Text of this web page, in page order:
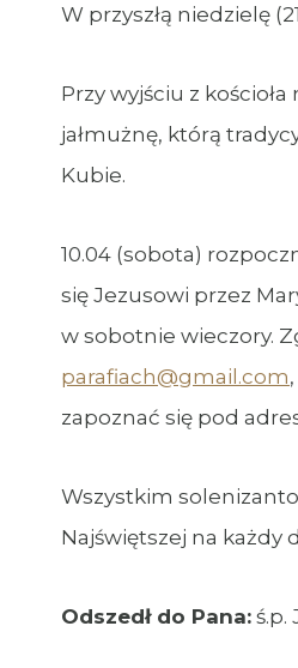
W przyszłą niedzielę
Przy wyjściu z
jałmużnę, którą
Kubie.
10.04 (sobota)
się Jezusowi przez
w sobotnie wieczory.
parafiach@gmail.com
zapoznać się pod
Wszystkim
Najświętszej na każdy
Odszedł do Pana: ś.p.